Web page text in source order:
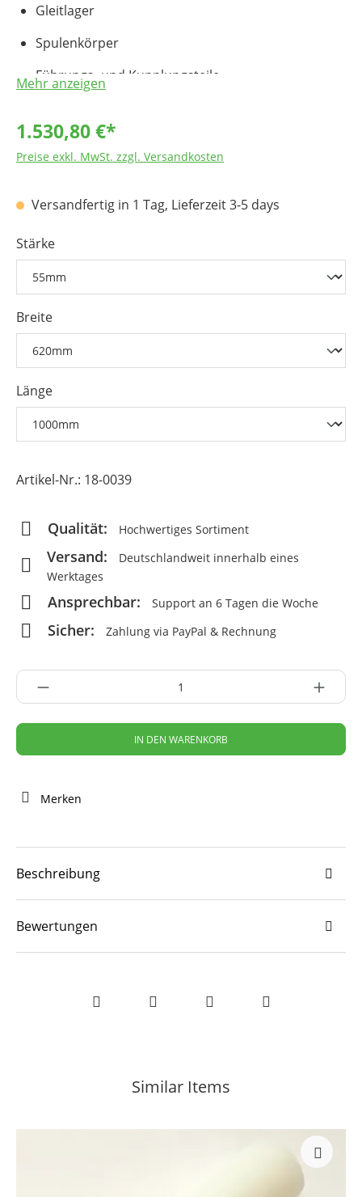
Gleitlager
Spulenkörper
Führungs- und Kupplungsteile
Mehr anzeigen
1.530,80 €*
Preise exkl. MwSt. zzgl. Versandkosten
Versandfertig in 1 Tag, Lieferzeit 3-5 days
Stärke
Breite
Länge
Artikel-Nr.: 18-0039
Qualität: Hochwertiges Sortiment
Versand:
Deutschlandweit innerhalb eines
Werktages
Ansprechbar: Support an 6 Tagen die Woche
Sicher: Zahlung via PayPal & Rechnung
IN DEN WARENKORB
Merken
Beschreibung
Bewertungen
Similar Items